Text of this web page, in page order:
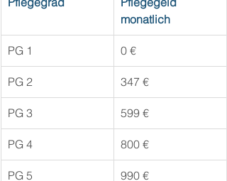
monatlich
PG 1 0 €
PG 2 347 €
PG 3 599 €
PG 4 800 €
PG 5 990 €